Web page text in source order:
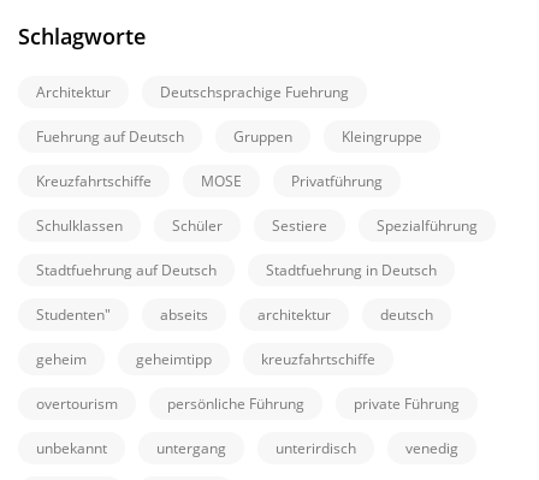
Schlagworte
Architektur Deutschsprachige Fuehrung
Fuehrung auf Deutsch Gruppen Kleingruppe
Kreuzfahrtschiffe MOSE Privatführung
Schulklassen Schüler Sestiere Spezialführung
Stadtfuehrung auf Deutsch Stadtfuehrung in Deutsch
Studenten" abseits architektur deutsch
geheim geheimtipp kreuzfahrtschiffe
overtourism persönliche Führung private Führung
unbekannt untergang unterirdisch venedig